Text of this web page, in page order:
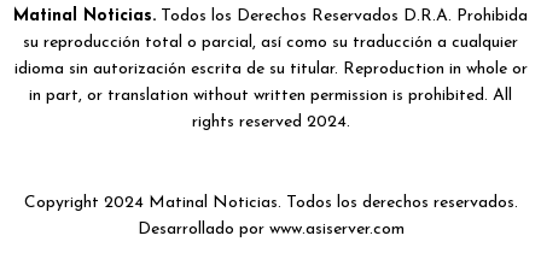
Matinal Noticias. Todos los Derechos Reservados D.R.A. Prohibida
su reproducción total o parcial, así como su traducción a cualquier
idioma sin autorización escrita de su titular. Reproduction in whole or
in part, or translation without written permission is prohibited. All
rights reserved 2024.
Copyright 2024 Matinal Noticias. Todos los derechos reservados.
Desarrollado por www.asiserver.com